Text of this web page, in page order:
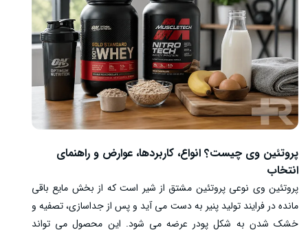
فعالیت، برنامه تمرینی، ذخایر اولیه کراتین، رژیم غذایی، وضعیت
سلامت و تداوم استفاده بر نتیجه اثر می گذارند.
پروتئین وی چیست؟ انواع، کاربردها، عوارض و راهنمای
انتخاب
پروتئین وی نوعی پروتئین مشتق از شیر است که از بخش مایع باقی
مانده در فرایند تولید پنیر به دست می آید و پس از جداسازی، تصفیه و
خشک شدن به شکل پودر عرضه می شود. این محصول می تواند